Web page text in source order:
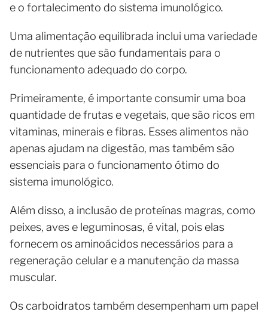
e o fortalecimento do sistema imunológico.
Uma alimentação equilibrada inclui uma variedade
de nutrientes que são fundamentais para o
funcionamento adequado do corpo.
Primeiramente, é importante consumir uma boa
quantidade de frutas e vegetais, que são ricos em
vitaminas, minerais e fibras. Esses alimentos não
apenas ajudam na digestão, mas também são
essenciais para o funcionamento ótimo do
sistema imunológico.
Além disso, a inclusão de proteínas magras, como
peixes, aves e leguminosas, é vital, pois elas
fornecem os aminoácidos necessários para a
regeneração celular e a manutenção da massa
muscular.
Os carboidratos também desempenham um papel